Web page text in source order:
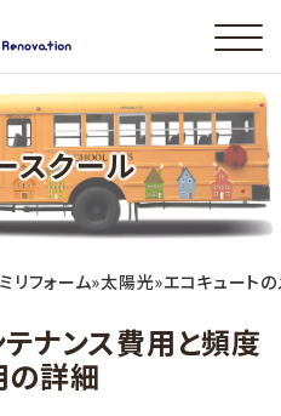
スクール
リフォーム»太陽光»エコキュート
ナンス費用と頻度
の詳細